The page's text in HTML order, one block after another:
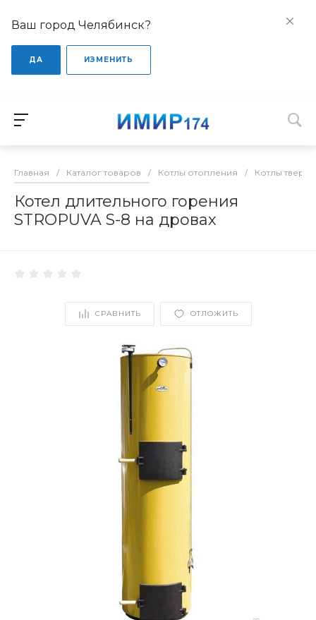
Ваш город Челябинск?
ДА ИЗМЕНИТЬ
Главная / Каталог товаров / Котлы отопления / Котлы
Котел длительного горения
STROPUVA S-8 на дровах
СРАВНИТЬ ОТЛОЖИТЬ